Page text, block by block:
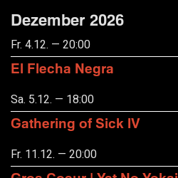
Dezember 2026
Fr. 4.12. — 20:00
El Flecha Negra
Sa. 5.12. — 18:00
Gathering of Sick IV
Fr. 11.12. — 20:00